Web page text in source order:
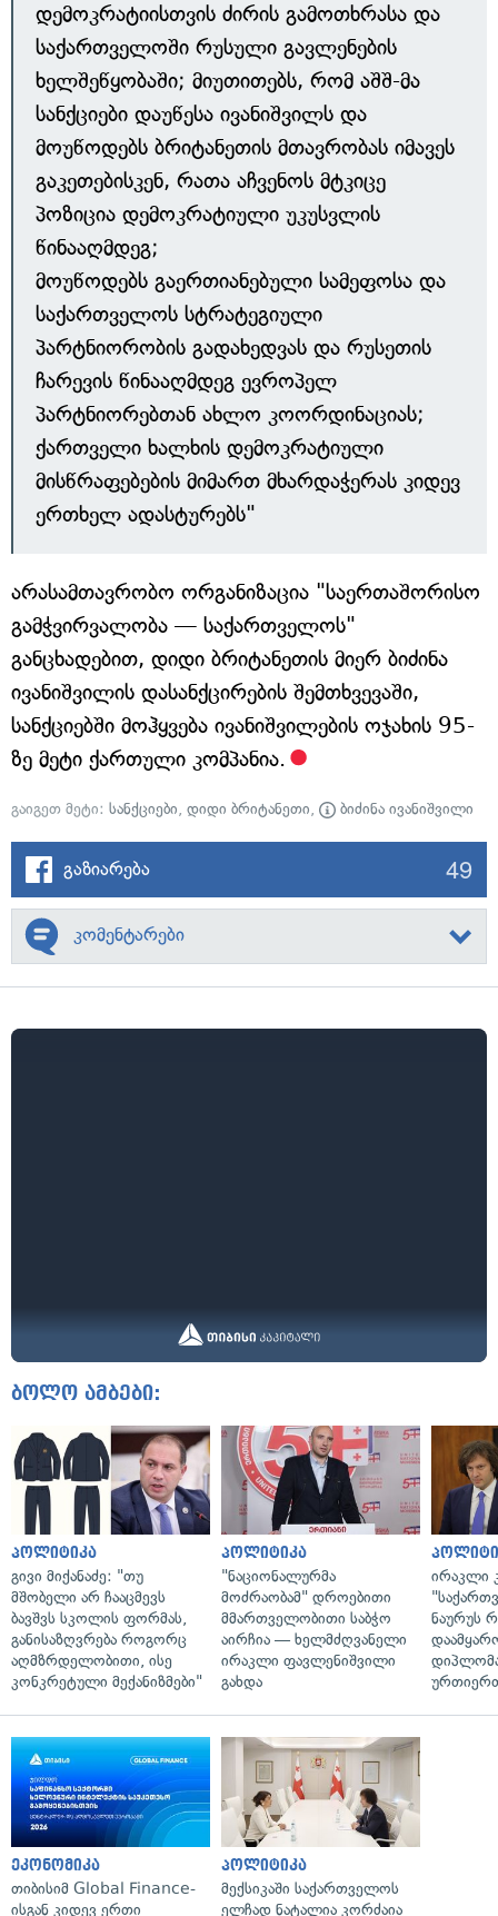
დემოკრატიისთვის ძირის გამოთხრასა და
საქართველოში რუსული გავლენების
ხელშეწყობაში; მიუთითებს, რომ აშშ-მა
სანქციები დაუწესა ივანიშვილს და
მოუწოდებს ბრიტანეთის მთავრობას იმავეს
გაკეთებისკენ, რათა აჩვენოს მტკიცე
პოზიცია დემოკრატიული უკუსვლის
წინააღმდეგ;
მოუწოდებს გაერთიანებული სამეფოსა და
საქართველოს სტრატეგიული
პარტნიორობის გადახედვას და რუსეთის
ჩარევის წინააღმდეგ ევროპელ
პარტნიორებთან ახლო კოორდინაციას;
ქართველი ხალხის დემოკრატიული
მისწრაფებების მიმართ მხარდაჭერას კიდევ
ერთხელ ადასტურებს"
არასამთავრობო ორგანიზაცია "საერთაშორისო
გამჭვირვალობა — საქართველოს"
განცხადებით, დიდი ბრიტანეთის მიერ ბიძინა
ივანიშვილის დასანქცირების შემთხვევაში,
სანქციებში მოჰყვება ივანიშვილების ოჯახის 95-
ზე მეტი ქართული კომპანია.
გაიგეთ მეტი: სანქციები, დიდი ბრიტანეთი, ბიძინა ივანიშვილი
გაზიარება 49
კომენტარები
ბოლო ამბები:
პოლიტიკა
გივი მიქანაძე: "თუ
მშობელი არ ჩააცმევს
ბავშვს სკოლის ფორმას,
განისაზღვრება როგორც
აღმზრდელობითი, ისე
კონკრეტული მექანიზმები"
პოლიტიკა
"ნაციონალურმა
მოძრაობამ" დროებითი
მმართველობითი საბჭო
აირჩია — ხელმძღვანელი
ირაკლი ფავლენიშვილი
გახდა
ირაკლი
ნაურუს
ეკონომიკა
თიბისიმ Global Finance-
ისგან კიდევ ერთი
პოლიტიკა
მექსიკაში საქართველოს
ელჩად ნატალია კორძაია